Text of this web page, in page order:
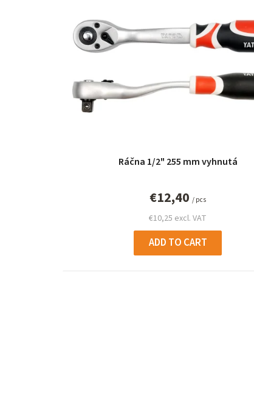
t
Ráčna 1/2" 255 mm vyhnutá
€10,25 excl. VAT
€12,40/ pcs
ADD TO CART